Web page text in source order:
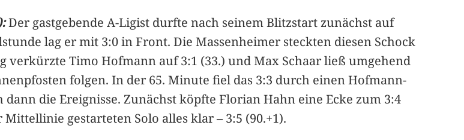
Der gastgebende A-Ligist durfte nach seinem Blitzstart zunächst auf
lag er mit 3:0 in Front. Die Massenheimer steckten diesen Schock
Timo Hofmann auf 3:1 (33.) und Max Schaar ließ umgehend
folgen. In der 65. Minute fiel das 3:3 durch einen Hofmann-
die Ereignisse. Zunächst köpfte Florian Hahn eine Ecke zum 3:4
gestarteten Solo alles klar – 3:5 (90.+1).